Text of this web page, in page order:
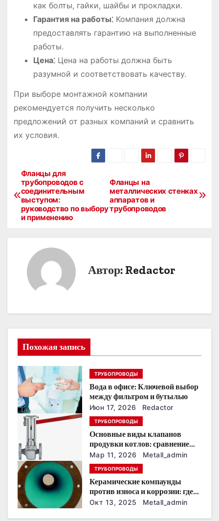
как болты, гайки, шайбы и прокладки.
Гарантия на работы⁚Компания должна
предоставлять гарантию на выполненные
работы.
Цена⁚Цена на работы должна быть
разумной и соответствовать качеству.
При выборе монтажной компании
рекомендуется получить несколько
предложений от разных компаний и сравнить
их условия.
Н
а
и
я
п
о
з
а
и
с
я
м
Фланцы на
металлических стенках
аппаратов и
трубопроводов
Фланцы для
трубопроводов с
соединительным
выступом:
руководство по выбору
и применению
Автор: Redactor
Похожая запись
ТРУБОПРОВОДЫ
Вода в офисе: Ключевой выбор
между фильтром и бутылью
Июн 17, 2026 Redactor
ТРУБОПРОВОДЫ
Основные виды клапанов
продувки котлов: сравнение
устройств и характеристик
Мар 11, 2026 Metall_admin
ТРУБОПРОВОДЫ
Керамические компаунды
против износа и коррозии: где
они работают эффективнее
Окт 13, 2025 Metall_admin